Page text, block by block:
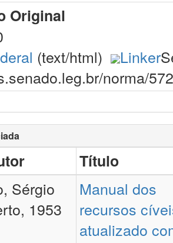
Original
(text/html) Linker
norma/
Título
Sérgio
1953
Manual dos
recursos
atualizado